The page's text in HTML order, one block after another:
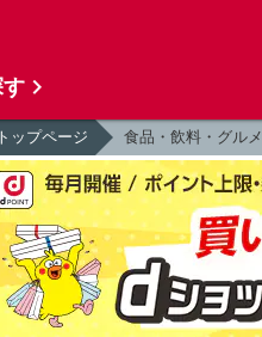
トップページ 食品・飲料・グルメ